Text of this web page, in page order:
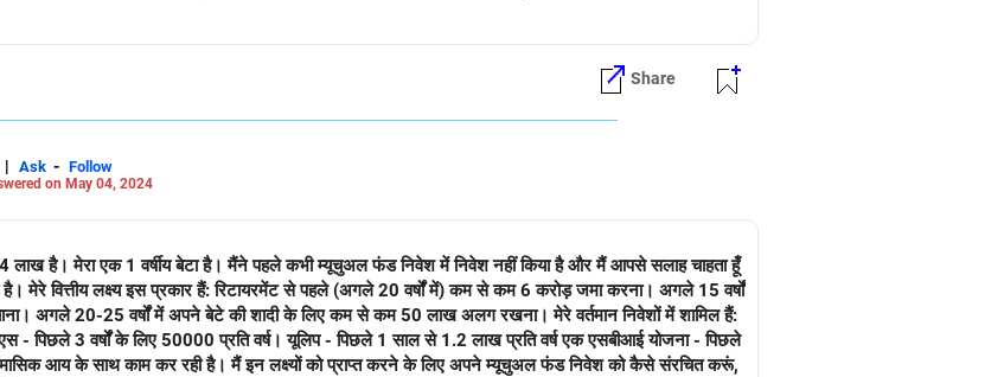
इक्विटी और ऋण के बीच संतुलित आवंटन पर विचार करें।
बदलावों, बाजार की स्थितियों और वित्तीय लक्ष्यों के आधार पर अपने पोर्टफोलियो की नियमित समीक्षा करें और उसे
प्रदान कर सकता है, यह सुनिश्चित करते हुए कि आप अपने सपनों को प्राप्त करने की दिशा में सही रास्ते पर बने रहें। निवेश
Share
| Ask - Follow
on May 04, 2024
लाख है। मेरा एक 1 वर्षीय बेटा है। मैंने पहले कभी म्यूचुअल फंड निवेश में निवेश नहीं किया है और मैं आपसे सलाह चाहता हूँ
मेरे वित्तीय लक्ष्य इस प्रकार हैं: रिटायरमेंट से पहले (अगले 20 वर्षों में) कम से कम 6 करोड़ जमा करना। अगले 15 वर्षों
25 वर्षों में अपने बेटे की शादी के लिए कम से कम 50 लाख अलग रखना। मेरे वर्तमान निवेशों में शामिल हैं: